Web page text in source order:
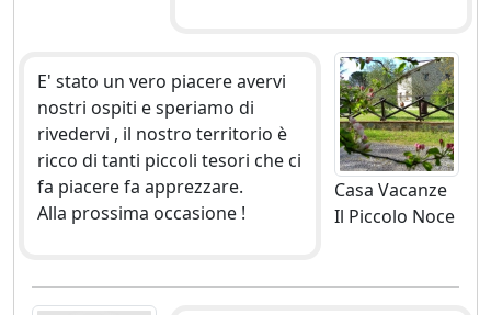
E' stato un vero piacere avervi
nostri ospiti e speriamo di
rivedervi , il nostro territorio è
ricco di tanti piccoli tesori che ci
fa piacere fa apprezzare.
Alla prossima occasione !
Casa Vacanze
Il Piccolo Noce